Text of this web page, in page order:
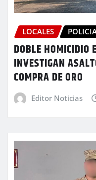
LOCALES
DOBLE HOMICIDIO
INVESTIGAN
COMPRA DE ORO
Editor Noticias